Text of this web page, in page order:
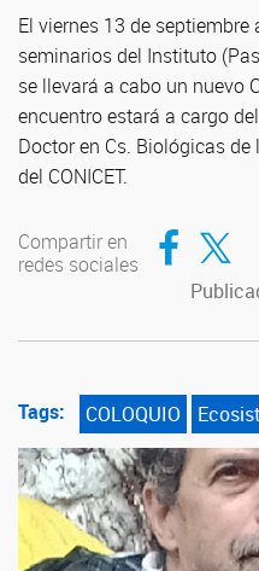
El viernes 13 de
seminarios del Instituto
se llevará a cabo un nuevo
encuentro estará a cargo
Doctor en Cs. Biológicas
del CONICET.
Compartir en
redes sociales
Compartir en
Compartir
Tags: COLOQUIO